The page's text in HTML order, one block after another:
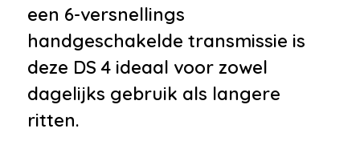
•Audio installatie
•Navigatiesysteem
•Stuurwiel multifunctioneel
•Radio-cd/mp3 speler
Interieur
een 6-versnellings
handgeschakelde transmissie is
deze DS 4 ideaal voor zowel
dagelijks gebruik als langere
ritten.